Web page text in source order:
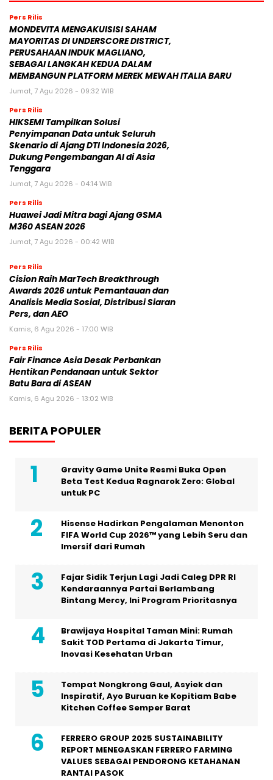
Pers Rilis
MONDEVITA MENGAKUISISI SAHAM
MAYORITAS DI UNDERSCORE DISTRICT,
PERUSAHAAN INDUK MAGLIANO,
SEBAGAI LANGKAH KEDUA DALAM
MEMBANGUN PLATFORM MEREK MEWAH ITALIA BARU
Jumat, 7 Agu 2026 - 09:32 WIB
Pers Rilis
HIKSEMI Tampilkan Solusi
Penyimpanan Data untuk Seluruh
Skenario di Ajang DTI Indonesia 2026,
Dukung Pengembangan AI di Asia
Tenggara
Jumat, 7 Agu 2026 - 04:14 WIB
Pers Rilis
Huawei Jadi Mitra bagi Ajang GSMA
M360 ASEAN 2026
Jumat, 7 Agu 2026 - 00:42 WIB
Pers Rilis
Cision Raih MarTech Breakthrough
Awards 2026 untuk Pemantauan dan
Analisis Media Sosial, Distribusi Siaran
Pers, dan AEO
Kamis, 6 Agu 2026 - 17:00 WIB
Pers Rilis
Fair Finance Asia Desak Perbankan
Hentikan Pendanaan untuk Sektor
Batu Bara di ASEAN
Kamis, 6 Agu 2026 - 13:02 WIB
BERITA POPULER
Gravity Game Unite Resmi Buka Open
Beta Test Kedua Ragnarok Zero: Global
untuk PC
Hisense Hadirkan Pengalaman Menonton
FIFA World Cup 2026™ yang Lebih Seru dan
Imersif dari Rumah
Fajar Sidik Terjun Lagi Jadi Caleg DPR RI
Kendaraannya Partai Berlambang
Bintang Mercy, Ini Program Prioritasnya
Brawijaya Hospital Taman Mini: Rumah
Sakit TOD Pertama di Jakarta Timur,
Inovasi Kesehatan Urban
Tempat Nongkrong Gaul, Asyiek dan
Inspiratif, Ayo Buruan ke Kopitiam Babe
Kitchen Coffee Semper Barat
FERRERO GROUP 2025 SUSTAINABILITY
REPORT MENEGASKAN FERRERO FARMING
VALUES SEBAGAI PENDORONG KETAHANAN
RANTAI PASOK